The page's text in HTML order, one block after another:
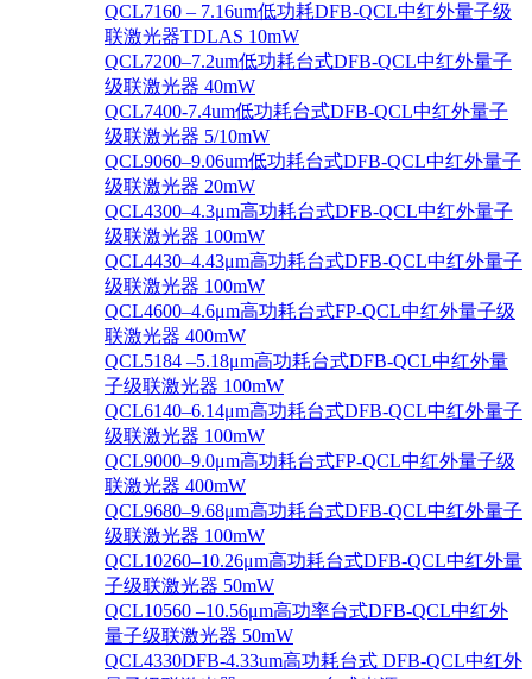
QCL7160 – 7.16um低功耗DFB-QCL中红外量子级
联激光器TDLAS 10mW
QCL7200–7.2um低功耗台式DFB-QCL中红外量子
级联激光器 40mW
QCL7400-7.4um低功耗台式DFB-QCL中红外量子
级联激光器 5/10mW
QCL9060–9.06um低功耗台式DFB-QCL中红外量子
级联激光器 20mW
QCL4300–4.3μm高功耗台式DFB-QCL中红外量子
级联激光器 100mW
QCL4430–4.43μm高功耗台式DFB-QCL中红外量子
级联激光器 100mW
QCL4600–4.6μm高功耗台式FP-QCL中红外量子级
联激光器 400mW
QCL5184 –5.18μm高功耗台式DFB-QCL中红外量
子级联激光器 100mW
QCL6140–6.14μm高功耗台式DFB-QCL中红外量子
级联激光器 100mW
QCL9000–9.0μm高功耗台式FP-QCL中红外量子级
联激光器 400mW
QCL9680–9.68μm高功耗台式DFB-QCL中红外量子
级联激光器 100mW
QCL10260–10.26μm高功耗台式DFB-QCL中红外量
子级联激光器 50mW
QCL10560 –10.56μm高功率台式DFB-QCL中红外
量子级联激光器 50mW
QCL4330DFB-4.33um高功耗台式 DFB-QCL中红外